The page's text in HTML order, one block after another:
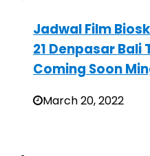
Jadwal Film
21 Denpasar Bali
Coming Soon
March 20, 2022